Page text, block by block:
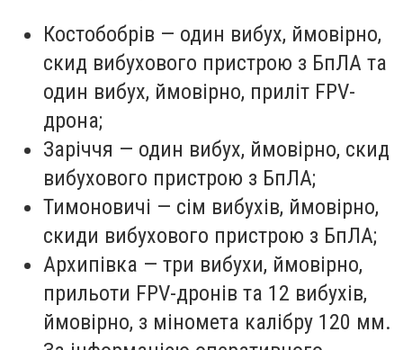
Костобобрів — один вибух, ймовірно,
скид вибухового пристрою з БпЛА та
один вибух, ймовірно, приліт FPV-
дрона;
Заріччя — один вибух, ймовірно, скид
вибухового пристрою з БпЛА;
Тимоновичі — сім вибухів, ймовірно,
скиди вибухового пристрою з БпЛА;
Архипівка — три вибухи, ймовірно,
прильоти FPV-дронів та 12 вибухів,
ймовірно, з міномета калібру 120 мм.